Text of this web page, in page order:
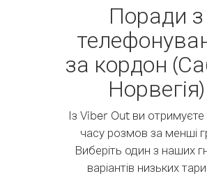
Поради з
за кордон
Норвегія)
Із Viber Out ви
часу розмов за менші
Виберіть один з наших
варіантів низьких